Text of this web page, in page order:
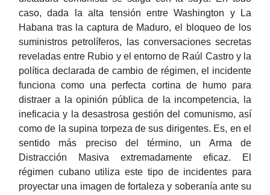
caso, dada la alta tensión entre Washington y La
Habana tras la captura de Maduro, el bloqueo de los
suministros petrolíferos, las conversaciones secretas
reveladas entre Rubio y el entorno de Raúl Castro y la
política declarada de cambio de régimen, el incidente
funciona como una perfecta cortina de humo para
distraer a la opinión pública de la incompetencia, la
ineficacia y la desastrosa gestión del comunismo, así
como de la supina torpeza de sus dirigentes. Es, en el
sentido más preciso del término, un Arma de
Distracción Masiva extremadamente eficaz. El
régimen cubano utiliza este tipo de incidentes para
proyectar una imagen de fortaleza y soberanía ante su